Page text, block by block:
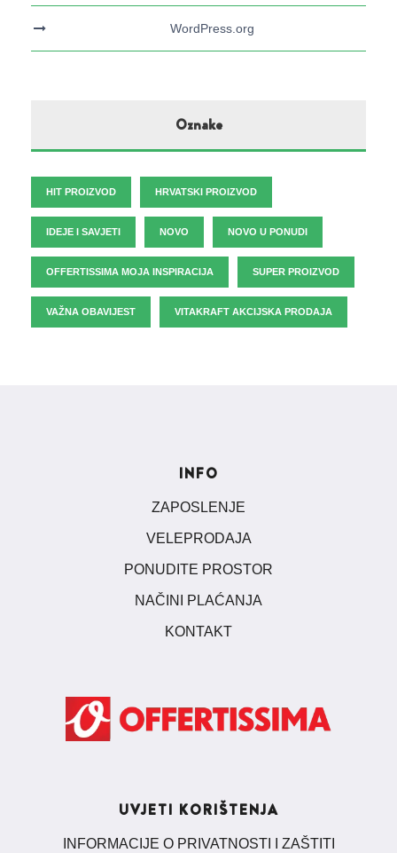
WordPress.org
Oznake
HIT PROIZVOD HRVATSKI PROIZVOD
IDEJE I SAVJETI NOVO NOVO U PONUDI
OFFERTISSIMA MOJA INSPIRACIJA SUPER PROIZVOD
VAŽNA OBAVIJEST VITAKRAFT AKCIJSKA PRODAJA
INFO
ZAPOSLENJE
VELEPRODAJA
PONUDITE PROSTOR
NAČINI PLAĆANJA
KONTAKT
UVJETI KORIŠTENJA
INFORMACIJE O PRIVATNOSTI I ZAŠTITI